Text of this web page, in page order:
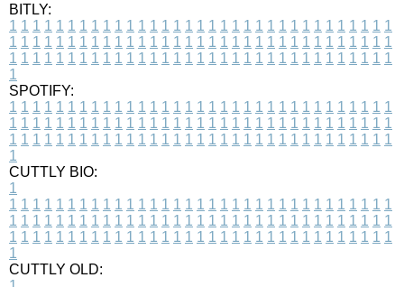
BITLY:
1 1 1 1 1 1 1 1 1 1 1 1 1 1 1 1 1 1 1 1 1 1 1 1 1 1 1 1 1 1 1 1 1
1 1 1 1 1 1 1 1 1 1 1 1 1 1 1 1 1 1 1 1 1 1 1 1 1 1 1 1 1 1 1 1 1
1 1 1 1 1 1 1 1 1 1 1 1 1 1 1 1 1 1 1 1 1 1 1 1 1 1 1 1 1 1 1 1 1
1
SPOTIFY:
1 1 1 1 1 1 1 1 1 1 1 1 1 1 1 1 1 1 1 1 1 1 1 1 1 1 1 1 1 1 1 1 1
1 1 1 1 1 1 1 1 1 1 1 1 1 1 1 1 1 1 1 1 1 1 1 1 1 1 1 1 1 1 1 1 1
1 1 1 1 1 1 1 1 1 1 1 1 1 1 1 1 1 1 1 1 1 1 1 1 1 1 1 1 1 1 1 1 1
1
CUTTLY BIO:
1
1 1 1 1 1 1 1 1 1 1 1 1 1 1 1 1 1 1 1 1 1 1 1 1 1 1 1 1 1 1 1 1 1
1 1 1 1 1 1 1 1 1 1 1 1 1 1 1 1 1 1 1 1 1 1 1 1 1 1 1 1 1 1 1 1 1
1 1 1 1 1 1 1 1 1 1 1 1 1 1 1 1 1 1 1 1 1 1 1 1 1 1 1 1 1 1 1 1 1
1
CUTTLY OLD: